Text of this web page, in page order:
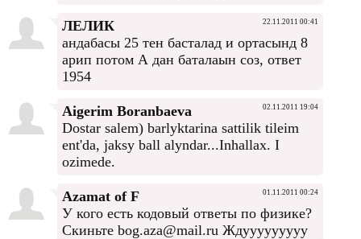
ЛЕЛИК 22.11.2011 00:41
андабасы 25 тен басталад и ортасынд 8
арип потом А дан баталаын соз, ответ
1954
Aigerim Boranbaeva 02.11.2011 19:04
Dostar salem) barlyktarina sattilik tileim
ent'da, jaksy ball alyndar...Inhallax. I
ozimede.
Azamat of F 01.11.2011 00:24
У кого есть кодовый ответы по физике?
Скиньте bog.aza@mail.ru Ждууууууууу